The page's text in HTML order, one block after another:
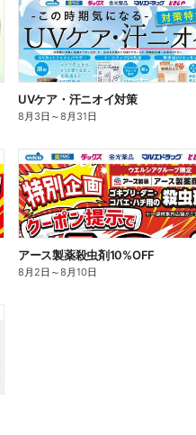
UVケア・汗ニオイ対策
8月3日 ～8月31日
アース製薬殺虫剤10%OFF
8月2日 ～8月10日